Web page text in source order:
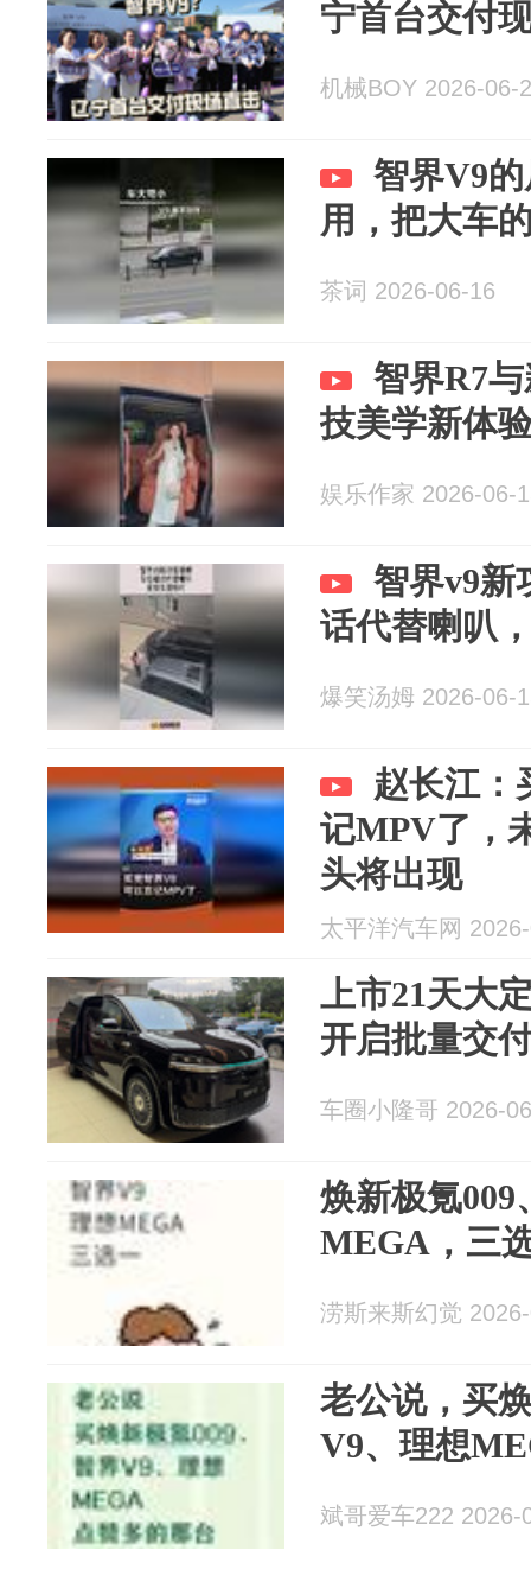
宁首台交付
机械BOY 2026-06-
智界V9
用，把大车
茶词 2026-06-16
智界R7
技美学新体
娱乐作家 2026-06-
智界v9新
话代替喇叭
爆笑汤姆 2026-06-
赵长江：
记MPV了，
头将出现
太平洋汽车网
上市21天大
开启批量交
车圈小隆哥 2026-
焕新极氪009
MEGA，三
涝斯来斯幻觉
老公说，买
V9、理想
斌哥爱车222 2026-